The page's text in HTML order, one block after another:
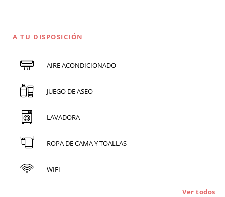
A TU DISPOSICIÓN
AIRE ACONDICIONADO
JUEGO DE ASEO
LAVADORA
ROPA DE CAMA Y TOALLAS
WIFI
Ver todos